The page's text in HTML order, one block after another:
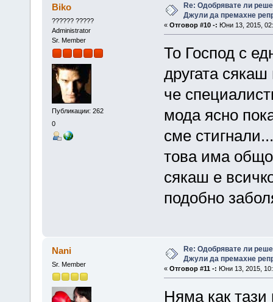
Biko
?????? ?????
Administrator
Sr. Member
Публикации: 262
0
Re: Одобрявате ли
Джули да премахне
« Отговор #10 -: Юни 13, 2015,
То Господ с
другата
че
мода ясно
сме
това има общо
сякаш е
подобно
Nani
Sr. Member
Re: Одобрявате ли
Джули да премахне
« Отговор #11 -: Юни 13, 2015,
Няма как тази